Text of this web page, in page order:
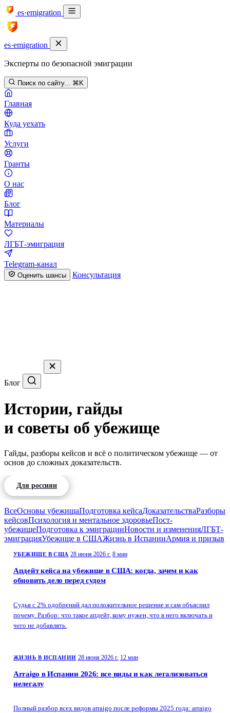
es·emigration
es·emigration
Эксперты по безопасной эмиграции
Поиск по сайту... ⌘K
Главная
Куда уехать
Услуги
Гранты
О нас
Блог
Материалы
ЛГБТ-эмиграция
Telegram-канал
Оценить шансы Консультация
Блог
Истории, гайды
и советы об убежище
Гайды, разборы кейсов и всё о политическом убежище — от
основ до сложных доказательств.
Для россиян
ВсеОсновы убежищаПодготовка кейсаДоказательстваРазборы
кейсовПсихология и ментальное здоровьеПост-
убежищеПодготовка к эмиграцииНовости и измененияЛГБТ-
эмиграцияУбежище в СШАЖизнь в ИспанииАрмия и призыв
УБЕЖИЩЕ В США 28 июня 2026 г. 8 мин
Апдейт кейса на убежище в США: когда, зачем и как
обновить дело перед судом
Судья с 2% одобрений дал положительное решение и сам объяснил
почему. Разбор: что такое апдейт, кому нужен, что в него включать и
чего не добавлять.
ЖИЗНЬ В ИСПАНИИ 28 июня 2026 г. 12 мин
Arraigo в Испании 2026: все виды и как легализоваться
нелегалу
Полный разбор всех видов arraigo после реформы 2025 года: arraigo